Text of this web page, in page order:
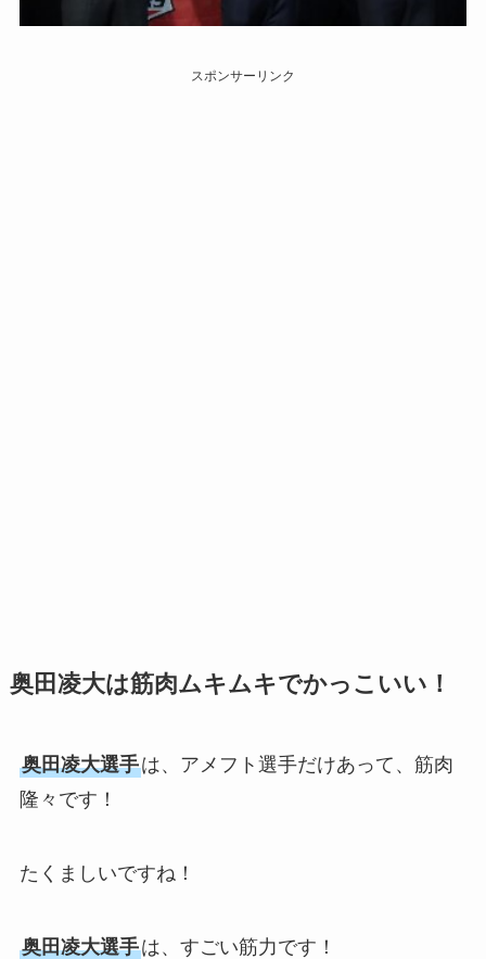
スポンサーリンク
奥田凌大は筋肉ムキムキでかっこいい！
奥田凌大選手は、アメフト選手だけあって、筋肉
隆々です！
たくましいですね！
奥田凌大選手は、すごい筋力です！